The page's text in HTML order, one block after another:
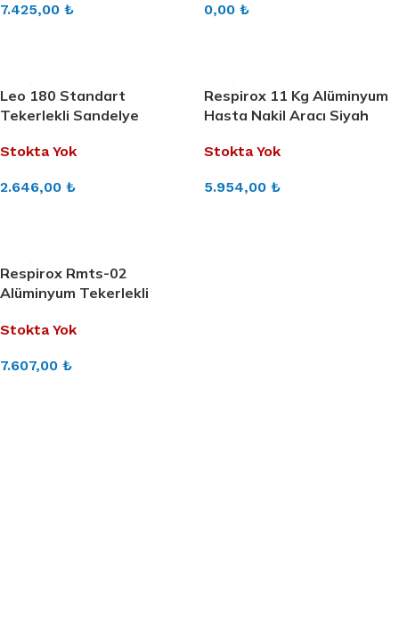
7.425,00 ₺ 0,00 ₺
Leo 180 Standart
Tekerlekli Sandelye
Stokta Yok
2.646,00 ₺
Respirox 11 Kg Alüminyum
Hasta Nakil Aracı Siyah
Stokta Yok
5.954,00 ₺
Respirox Rmts-02
Alüminyum Tekerlekli
Stokta Yok
7.607,00 ₺